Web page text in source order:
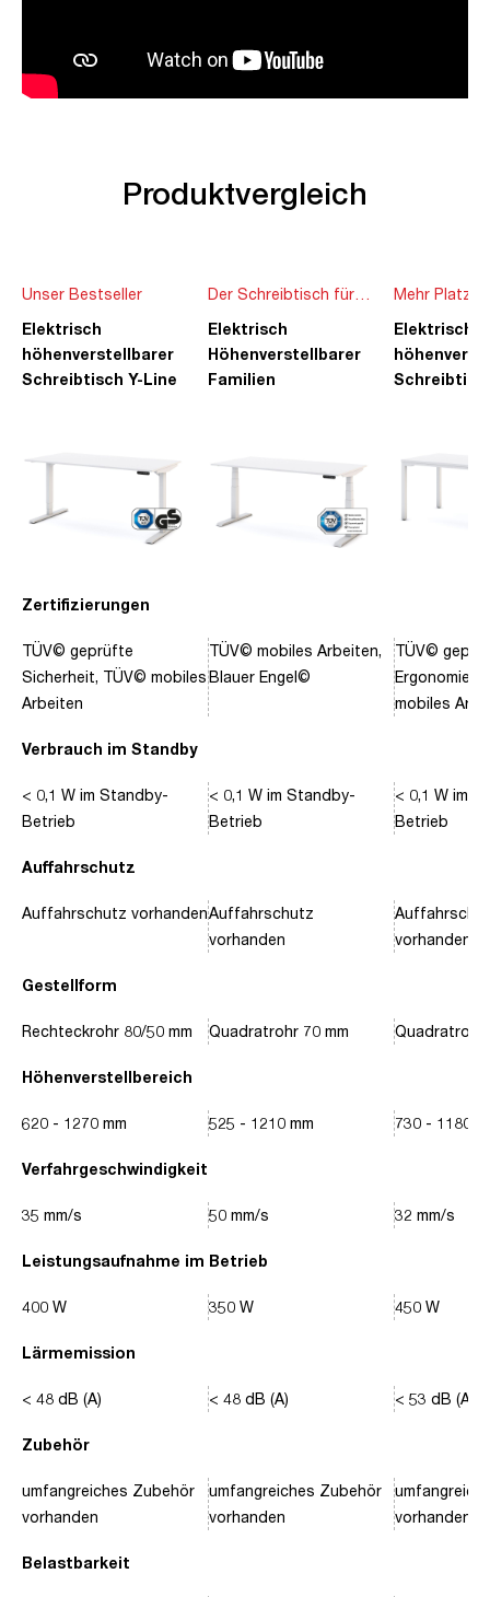
Produktvergleich
Zertifizierungen
Verbrauch im Standby
Auffahrschutz
Gestellform
Höhenverstellbereich
Verfahrgeschwindigkeit
Leistungsaufnahme im Betrieb
Lärmemission
Zubehör
Belastbarkeit
Unser Bestseller
Elektrisch
höhenverstellbarer
Schreibtisch Y-Line
TÜV© geprüfte
Sicherheit, TÜV© mobiles
Arbeiten
< 0,1 W im Standby-
Betrieb
Auffahrschutz vorhanden
Rechteckrohr 80/50 mm
620 - 1270 mm
35 mm/s
400 W
< 48 dB (A)
umfangreiches Zubehör
vorhanden
Der Schreibtisch für
die ganze Familie
Elektrisch
Höhenverstellbarer
Familien
TÜV© mobiles Arbeiten,
Blauer Engel©
< 0,1 W im Standby-
Betrieb
Auffahrschutz
vorhanden
Quadratrohr 70 mm
525 - 1210 mm
50 mm/s
350 W
< 48 dB (A)
umfangreiches Zubehör
vorhanden
Mehr Platz
Ideen
Elektrisch
TÜV©
Ergonomie,
mobiles
< 0,1 W im
Betrieb
vorhanden
Quadratrohr
730 - 1180
32 mm/s
450 W
< 53 dB (A)
vorhanden